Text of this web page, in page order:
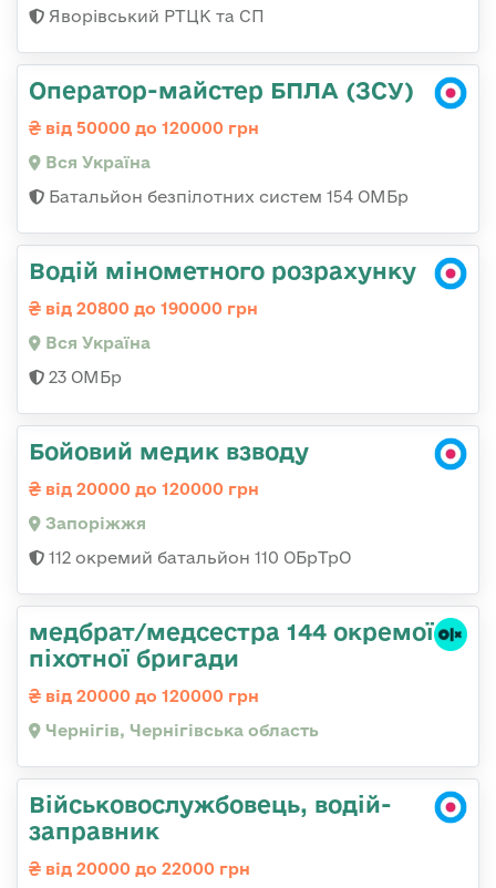
Яворівський РТЦК та СП
Оператор-майстер БПЛА (ЗСУ)
від 50000 до 120000 грн
Вся Україна
Батальйон безпілотних систем 154 ОМБр
Водій мінометного розрахунку
від 20800 до 190000 грн
Вся Україна
23 ОМБр
Бойовий медик взводу
від 20000 до 120000 грн
Запоріжжя
112 окремий батальйон 110 ОБрТрО
медбрат/медсестра 144 окремої
піхотної бригади
від 20000 до 120000 грн
Чернігів, Чернігівська область
Військовослужбовець, водій-
заправник
від 20000 до 22000 грн